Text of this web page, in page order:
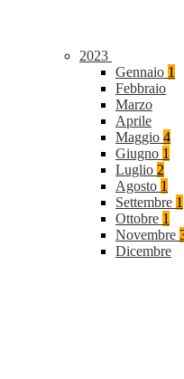
2023
Gennaio 1
Febbraio
Marzo
Aprile
Maggio 4
Giugno 1
Luglio 2
Agosto 1
Settembre 1
Ottobre 1
Novembre
Dicembre